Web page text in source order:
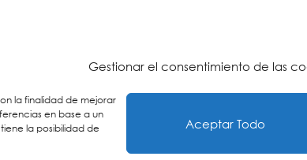
Gestionar el consentimiento de las
la finalidad de mejorar
en base a un
la posibilidad de
Aceptar Todo
Politika- Pribatasun Politika-Lege Oharra